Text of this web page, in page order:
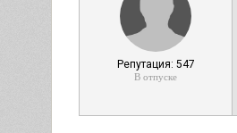
Репутация: 547
В отпуске